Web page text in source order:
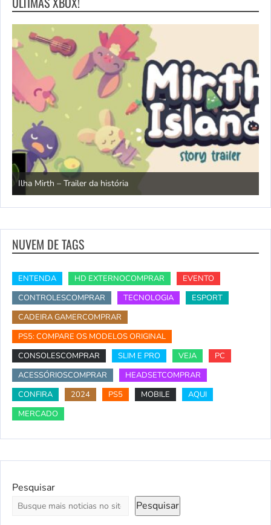
Ilha Mirth – Trailer da história
NUVEM DE TAGS
ENTENDA HD EXTERNOCOMPRAR
EVENTO
CONTROLESCOMPRAR
TECNOLOGIA
ESPORT
CADEIRA GAMERCOMPRAR
PS5: COMPARE OS MODELOS ORIGINAL
CONSOLESCOMPRAR
SLIM E PRO VEJA
PC
ACESSÓRIOSCOMPRAR
HEADSETCOMPRAR
CONFIRA
2024 PS5 MOBILE
AQUI
MERCADO
Pesquisar
Pesquisar